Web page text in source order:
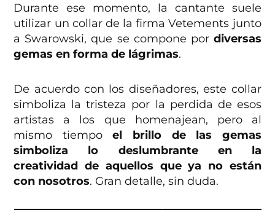
Durante ese momento, la cantante suele
utilizar un collar de la firma Vetements junto
a Swarowski, que se compone por diversas
gemas en forma de lágrimas.
De acuerdo con los diseñadores, este collar
simboliza la tristeza por la perdida de esos
artistas a los que homenajean, pero al
mismo tiempoel brillo de las gemas
simboliza lo deslumbrante en la
creatividad de aquellos que ya no están
con nosotros. Gran detalle, sin duda.